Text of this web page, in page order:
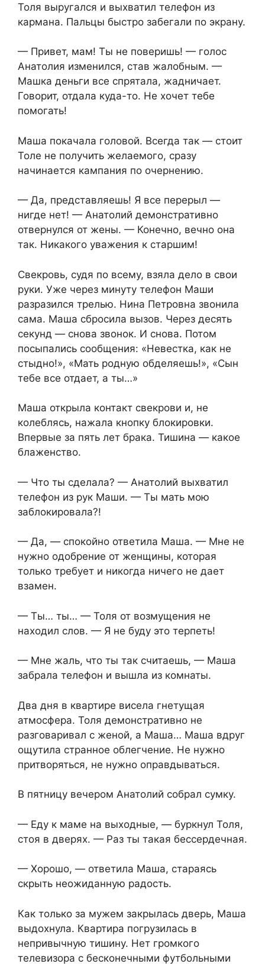
Толя выругался и выхватил телефон из
кармана. Пальцы быстро забегали по экрану.
— Привет, мам! Ты не поверишь! — голос
Анатолия изменился, став жалобным. —
Машка деньги все спрятала, жадничает.
Говорит, отдала куда-то. Не хочет тебе
помогать!
Маша покачала головой. Всегда так — стоит
Толе не получить желаемого, сразу
начинается кампания по очернению.
— Да, представляешь! Я все перерыл —
нигде нет! — Анатолий демонстративно
отвернулся от жены. — Конечно, вечно она
так. Никакого уважения к старшим!
Свекровь, судя по всему, взяла дело в свои
руки. Уже через минуту телефон Маши
разразился трелью. Нина Петровна звонила
сама. Маша сбросила вызов. Через десять
секунд — снова звонок. И снова. Потом
посыпались сообщения: «Невестка, как не
стыдно!», «Мать родную обделяешь!», «Сын
тебе все отдает, а ты…»
Маша открыла контакт свекрови и, не
колеблясь, нажала кнопку блокировки.
Впервые за пять лет брака. Тишина — какое
блаженство.
— Что ты сделала? — Анатолий выхватил
телефон из рук Маши. — Ты мать мою
заблокировала?!
— Да, — спокойно ответила Маша. — Мне не
нужно одобрение от женщины, которая
только требует и никогда ничего не дает
взамен.
— Ты… ты… — Толя от возмущения не
находил слов. — Я не буду это терпеть!
— Мне жаль, что ты так считаешь, — Маша
забрала телефон и вышла из комнаты.
Два дня в квартире висела гнетущая
атмосфера. Толя демонстративно не
разговаривал с женой, а Маша… Маша вдруг
ощутила странное облегчение. Не нужно
притворяться, не нужно оправдываться.
В пятницу вечером Анатолий собрал сумку.
— Еду к маме на выходные, — буркнул Толя,
стоя в дверях. — Раз ты такая бессердечная.
— Хорошо, — ответила Маша, стараясь
скрыть неожиданную радость.
Как только за мужем закрылась дверь, Маша
выдохнула. Квартира погрузилась в
непривычную тишину. Нет громкого
телевизора с бесконечными футбольными